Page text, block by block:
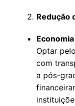
Redução
Optar
com
a pós-